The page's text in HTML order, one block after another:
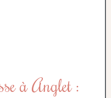
à Anglet :